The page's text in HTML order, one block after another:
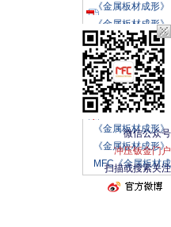
947 浏览
杂志2023年第三
页 774 浏览
《金属板材成形》
杂志2023年第四
页 736 浏览
《金属板材成形》
杂志2023年第五
页 767 浏览
《金属板材成形》
杂志2023年第六
页 749 浏览
《金属板材成形》
杂志2023年第七
页 721 浏览
《金属板材成形》
杂志2023年第八
680 浏览
《金属板材成形》
杂志2023年第九
799 浏览
《金属板材成形》
杂志2023年第十
页 708 浏览
《金属板材成形》
杂志2023年第十
期
《金属板材成形》
杂志2023年第十
MFC《金属板材成
形》&《金属成形
微信公众号
冲压钣金门户
扫描或搜索关注